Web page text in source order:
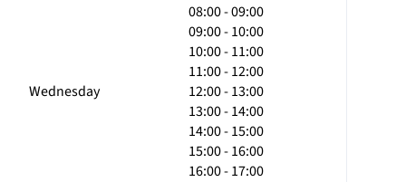
Wednesday
08:00 - 09:00
09:00 - 10:00
10:00 - 11:00
11:00 - 12:00
12:00 - 13:00
13:00 - 14:00
14:00 - 15:00
15:00 - 16:00
16:00 - 17:00